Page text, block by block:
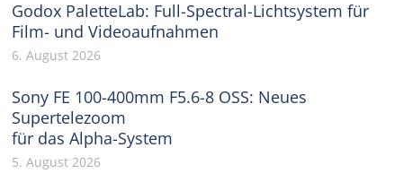
Godox PaletteLab: Full-Spectral-Lichtsystem für
Film- und Videoaufnahmen
6. August 2026
Sony FE 100-400mm F5.6-8 OSS: Neues
Supertelezoom
für das Alpha-System
5. August 2026